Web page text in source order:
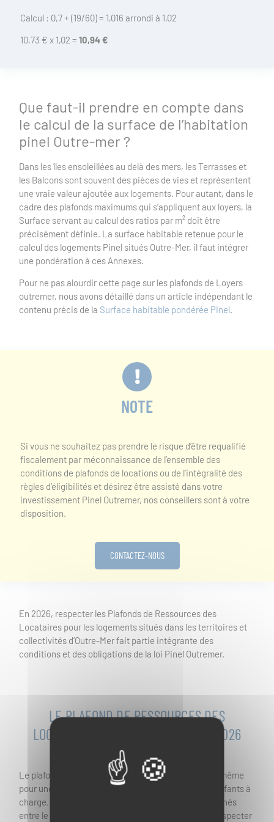
Calcul : 0,7 + (19/60) = 1,016 arrondi à 1,02
10,73 € x 1,02 = 10,94 €
Que faut-il prendre en compte dans
le calcul de la surface de l’habitation
pinel Outre-mer ?
Dans les îles ensoleillées au delà des mers, les Terrasses et
les Balcons sont souvent des pièces de vies et représentent
une vraie valeur ajoutée aux logements. Pour autant, dans le
cadre des plafonds maximums qui s’appliquent aux loyers, la
Surface servant au calcul des ratios par m² doit être
précisément définie. La surface habitable retenue pour le
calcul des logements Pinel situés Outre-Mer, il faut intégrer
une pondération à ces Annexes.
Pour ne pas alourdir cette page sur les plafonds de Loyers
outremer, nous avons détaillé dans un article indépendant le
contenu précis de la Surface habitable pondérée Pinel.
NOTE
Si vous ne souhaitez pas prendre le risque d’être requalifié
fiscalement par méconnaissance de l’ensemble des
conditions de plafonds de locations ou de l’intégralité des
règles d’éligibilités et désirez être assisté dans votre
investissement Pinel Outremer, nos conseillers sont à votre
disposition.
CONTACTEZ-NOUS
En 2026, respecter les Plafonds de Ressources des
Locataires pour les logements situés dans les territoires et
collectivités d’Outre-Mer fait partie intégrante des
conditions et des obligations de la loi Pinel Outremer.
LE PLAFOND DE RESSOURCES DES
LOCATAIRES LOI PINEL OUTRE-MER 2026
Le plafond de ressources des locataires n’est pas le même
pour une personne vivant seule ou un foyer avec 2 enfants à
charge. Tous les Baux de location Pinel Outremer signés
entre le 1er janvier et le 31 décembre 2026 doivent respecter